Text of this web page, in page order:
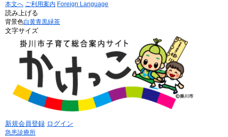
本文へ ご利用案内 Foreign Language
読み上げる
背景色白黄青黒緑茶
文字サイズ
新規会員登録 ログイン
急患診療所